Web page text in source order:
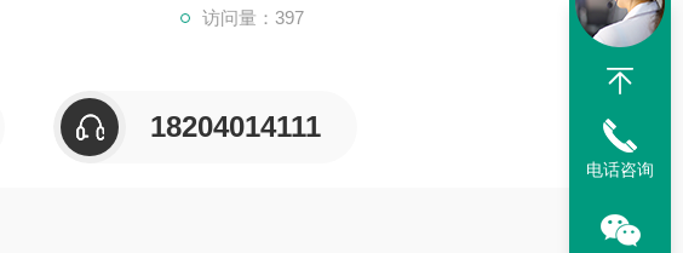
访问量：397
18204014111
电话咨询